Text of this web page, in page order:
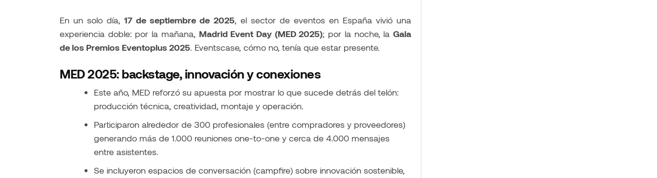
En un solo día,17 de septiembre de 2025, el sector de eventos en España vivió una
experiencia doble: por la mañana, Madrid Event Day (MED 2025); por la noche, laGala
de los Premios Eventoplus 2025. Eventscase, cómo no, tenía que estar presente.
MED 2025: backstage, innovación y conexiones
Este año, MED reforzó su apuesta por mostrar lo que sucede detrás del telón:
producción técnica, creatividad, montaje y operación.
Participaron alrededor de 300 profesionales (entre compradores y proveedores)
generando más de 1.000 reuniones one-to-one y cerca de 4.000 mensajes
entre asistentes.
Se incluyeron espacios de conversación (campfire) sobre innovación sostenible,